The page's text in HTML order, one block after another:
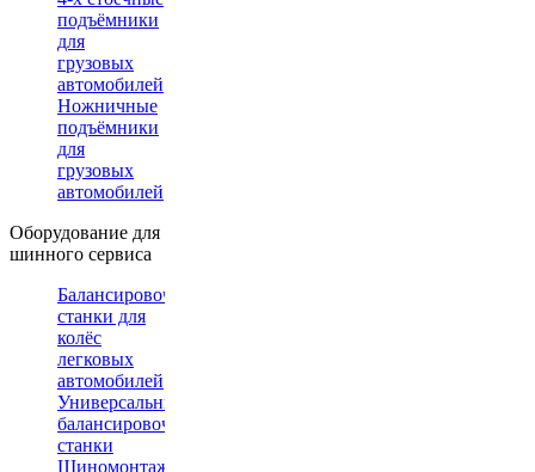
подъёмники
для
грузовых
автомобилей
Ножничные
подъёмники
для
грузовых
автомобилей
Оборудование для
шинного сервиса
Балансировочные
станки для
колёс
легковых
автомобилей
Универсальные
балансировочные
станки
Шиномонтажные